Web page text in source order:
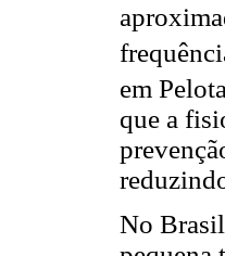
em
que a
No